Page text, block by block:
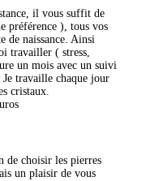
il vous suffit de
préférence ), tous vos
de naissance. Ainsi
travailler ( stress,
un mois avec un suivi
travaille chaque jour
cristaux.
de choisir les pierres
un plaisir de vous